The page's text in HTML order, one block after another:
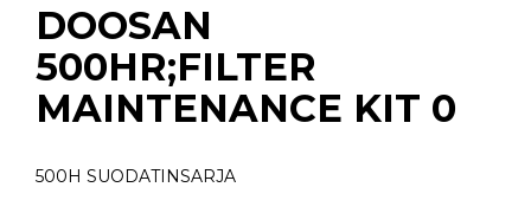
DOOSAN
500HR;FILTER
MAINTENANCE KIT 0
500H SUODATINSARJA